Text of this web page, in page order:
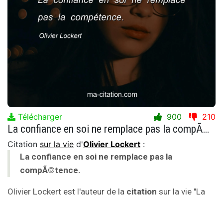
Télécharger 900 210
La confiance en soi ne remplace pas la compÃ©tence.
Citation sur la vie d'Olivier Lockert :
La confiance en soi ne remplace pas la
compÃ©tence.
Olivier Lockert est l'auteur de la citation sur la vie "La